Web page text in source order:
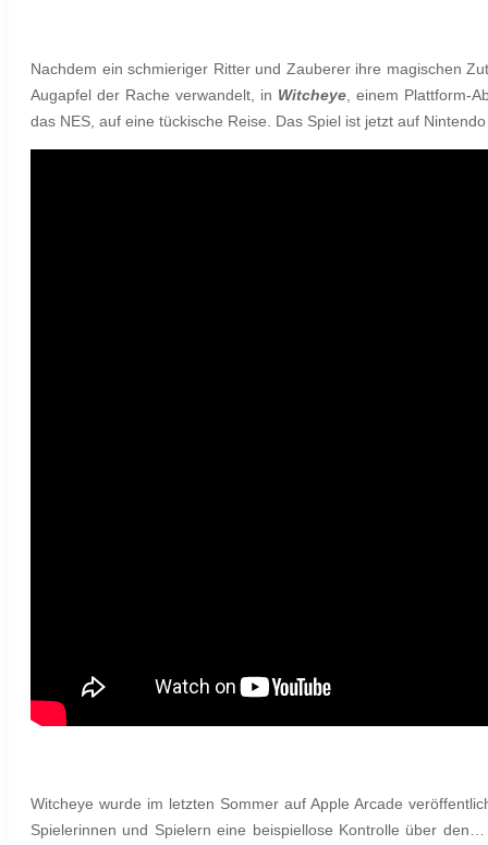
Nachdem ein schmieriger Ritter und Zauberer ihre magischen
Augapfel der Rache verwandelt, in Witcheye , einem Plattform-
das NES, auf eine tückische Reise. Das Spiel ist jetzt auf
Witcheye wurde im letzten Sommer auf Apple Arcade
Spielerinnen und Spielern eine beispiellose Kontrolle über